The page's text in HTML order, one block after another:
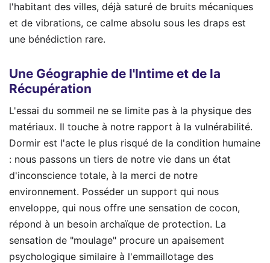
l'habitant des villes, déjà saturé de bruits mécaniques
et de vibrations, ce calme absolu sous les draps est
une bénédiction rare.
Une Géographie de l'Intime et de la
Récupération
L'essai du sommeil ne se limite pas à la physique des
matériaux. Il touche à notre rapport à la vulnérabilité.
Dormir est l'acte le plus risqué de la condition humaine
: nous passons un tiers de notre vie dans un état
d'inconscience totale, à la merci de notre
environnement. Posséder un support qui nous
enveloppe, qui nous offre une sensation de cocon,
répond à un besoin archaïque de protection. La
sensation de "moulage" procure un apaisement
psychologique similaire à l'emmaillotage des